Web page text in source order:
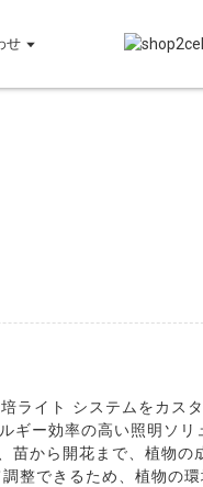
せ
ライト システムをカス
ギー効率の高い照明ソリ
苗から開花ま​​で、植物の
整できるため、植物の